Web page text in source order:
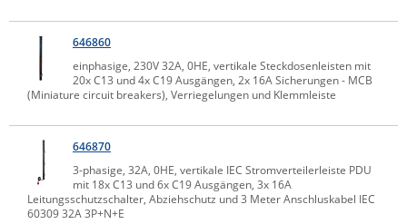
Gefen
Gude
Guntermann & Drunck
High Sec Labs
HW group
Icron
IEC Lock
646860
einphasige, 230V 32A, 0HE, vertikale Steckdosenleisten mit
20x C13 und 4x C19 Ausgängen, 2x 16A Sicherungen - MCB
(Miniature circuit breakers), Verriegelungen und Klemmleiste
646870
3-phasige, 32A, 0HE, vertikale IEC Stromverteilerleiste PDU
mit 18x C13 und 6x C19 Ausgängen, 3x 16A
Leitungsschutzschalter, Abziehschutz und 3 Meter Anschluskabel IEC
60309 32A 3P+N+E